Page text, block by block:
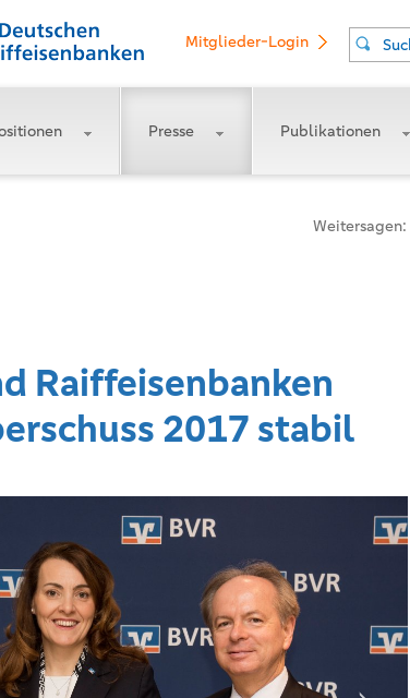
Mitglieder-Login
Presse Publikationen
Weitersagen:
Raiffeisenbanken
2017 stabil